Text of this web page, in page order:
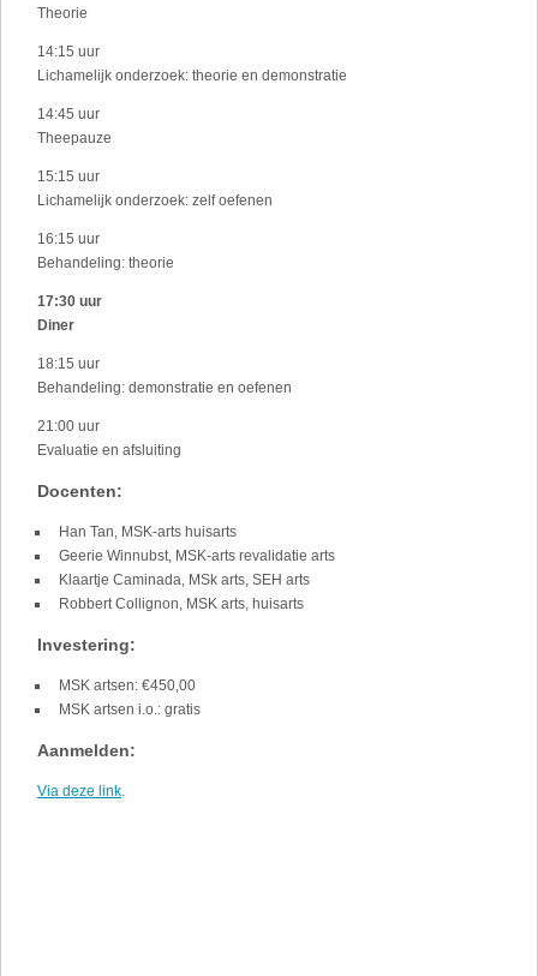
Theorie
14:15 uur
Lichamelijk onderzoek: theorie en demonstratie
14:45 uur
Theepauze
15:15 uur
Lichamelijk onderzoek: zelf oefenen
16:15 uur
Behandeling: theorie
17:30 uur
Diner
18:15 uur
Behandeling: demonstratie en oefenen
21:00 uur
Evaluatie en afsluiting
Docenten:
Han Tan, MSK-arts huisarts
Geerie Winnubst, MSK-arts revalidatie arts
Klaartje Caminada, MSk arts, SEH arts
Robbert Collignon, MSK arts, huisarts
Investering:
MSK artsen: €450,00
MSK artsen i.o.: gratis
Aanmelden:
Via deze link.